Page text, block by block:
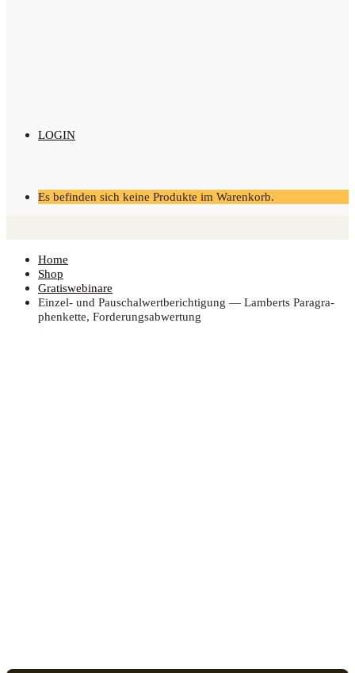
LOGIN
Es befinden sich keine Produkte im Warenkorb.
Home
Shop
Gratiswebinare
Ein­zel- und Pau­schal­wert­be­rich­ti­gung — Lam­berts Para­gra­
phen­ket­te, Forderungsabwertung